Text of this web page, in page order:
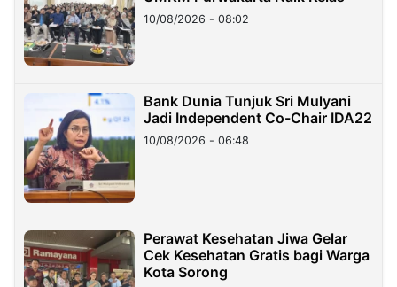
10/08/2026 - 08:02
Bank Dunia Tunjuk Sri Mulyani
Jadi Independent Co-Chair IDA22
10/08/2026 - 06:48
Perawat Kesehatan Jiwa Gelar
Cek Kesehatan Gratis bagi Warga
Kota Sorong